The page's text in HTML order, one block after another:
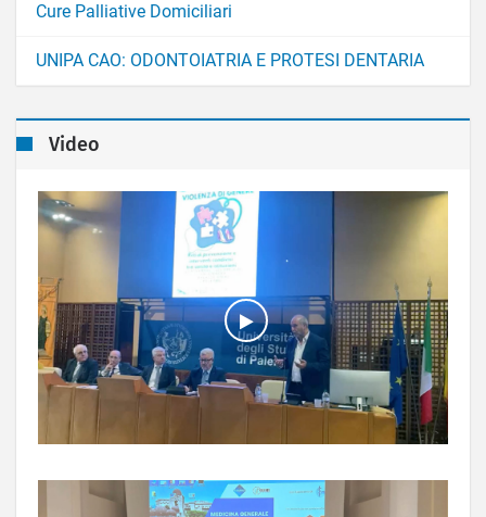
Cure Palliative Domiciliari
UNIPA CAO: ODONTOIATRIA E PROTESI DENTARIA
Video